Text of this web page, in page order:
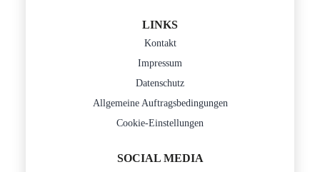
LINKS
Kontakt
Impressum
Datenschutz
Allgemeine Auftragsbedingungen
Cookie-Einstellungen
SOCIAL MEDIA